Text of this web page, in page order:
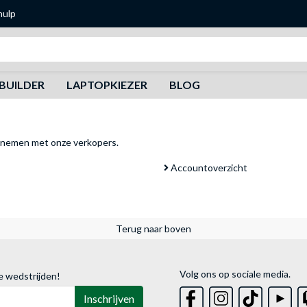
LAPTOPKIEZER BLOG
met onze verkopers.
Accountoverzicht
Terug naar boven
wedstrijden!
Inschrijven
Volg ons op sociale media.